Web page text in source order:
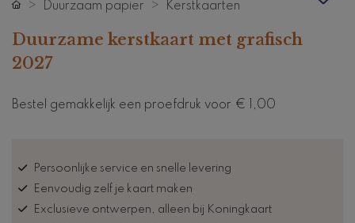
Duurzaam papier Kerstkaarten
Duurzame kerstkaart met grafisch
2027
Bestel gemakkelijk een proefdruk voor € 1,00
Persoonlijke service en snelle levering
Eenvoudig zelf je kaart maken
Exclusieve ontwerpen, alleen bij Koningkaart